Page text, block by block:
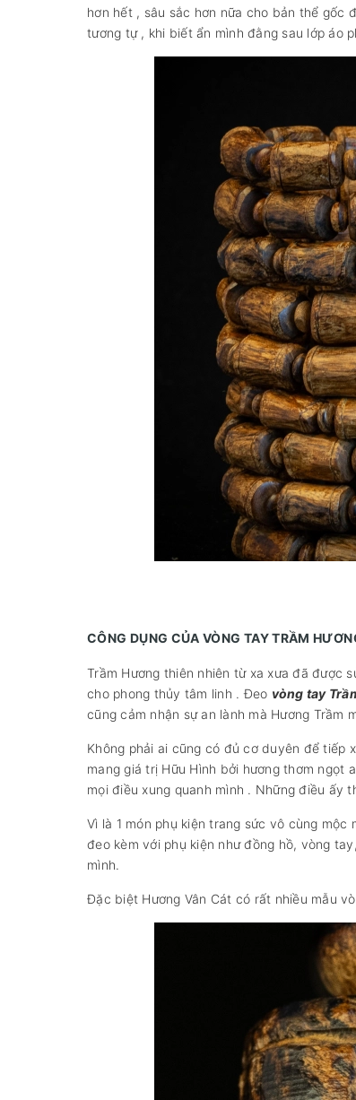
hơn hết , sâu sắc hơn nữa cho bản thể gốc
tương tự , khi biết ẩn mình đằng sau lớp áo
CÔNG DỤNG CỦA VÒNG TAY TRẦM
Trầm Hương thiên nhiên từ xa xưa đã được
cho phong thủy tâm linh . Đeo vòng tay
cũng cảm nhận sự an lành mà Hương Trầm
Không phải ai cũng có đủ cơ duyên để tiếp
mang giá trị Hữu Hình bởi hương thơm ngọt
mọi điều xung quanh mình . Những điều ấy
Vì là 1 món phụ kiện trang sức vô cùng
đeo kèm với phụ kiện như đồng hồ, vòng
mình.
Đặc biệt Hương Vân Cát có rất nhiều mẫu